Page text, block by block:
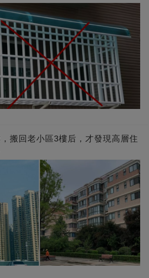
搬回老小區3樓后，才發現高層住